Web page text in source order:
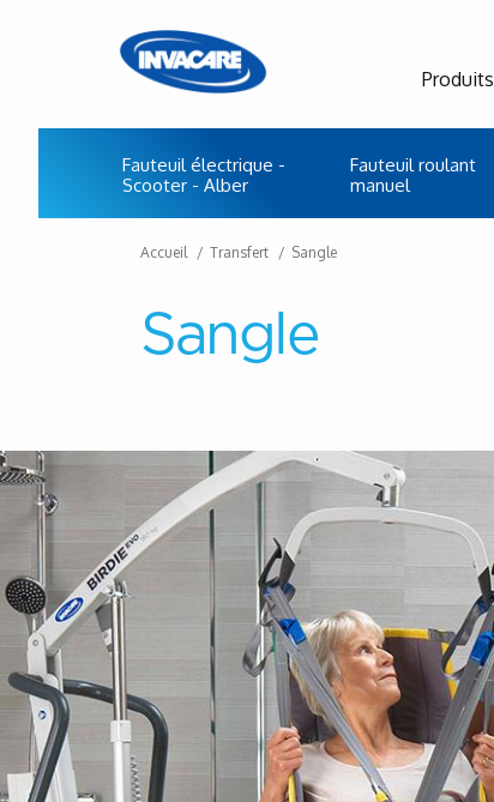
Produits
Fauteuil électrique -
Scooter - Alber
Fauteuil roulant
manuel
Accueil Transfert Sangle
Sangle